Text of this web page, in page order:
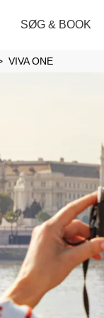
SØG & BOOK
VIVA ONE